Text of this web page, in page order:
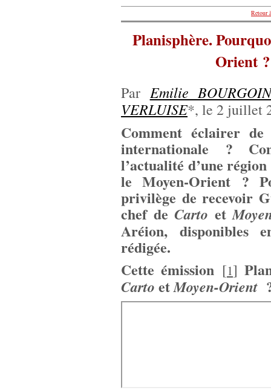
Retour
Planisphère.
Orient
Par Emilie
VERLUISE*, le 2 juillet
Comment éclairer de
internationale ?
l’actualité d’une
le Moyen-Orient ?
privilège de recevoir
chef de Carto et
Aréion, disponibles
rédigée.
Cette émission [1]
Carto etMoyen-Orient